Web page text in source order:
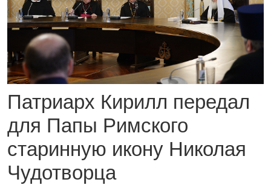
Патриарх Кирилл передал
для Папы Римского
старинную икону Николая
Чудотворца